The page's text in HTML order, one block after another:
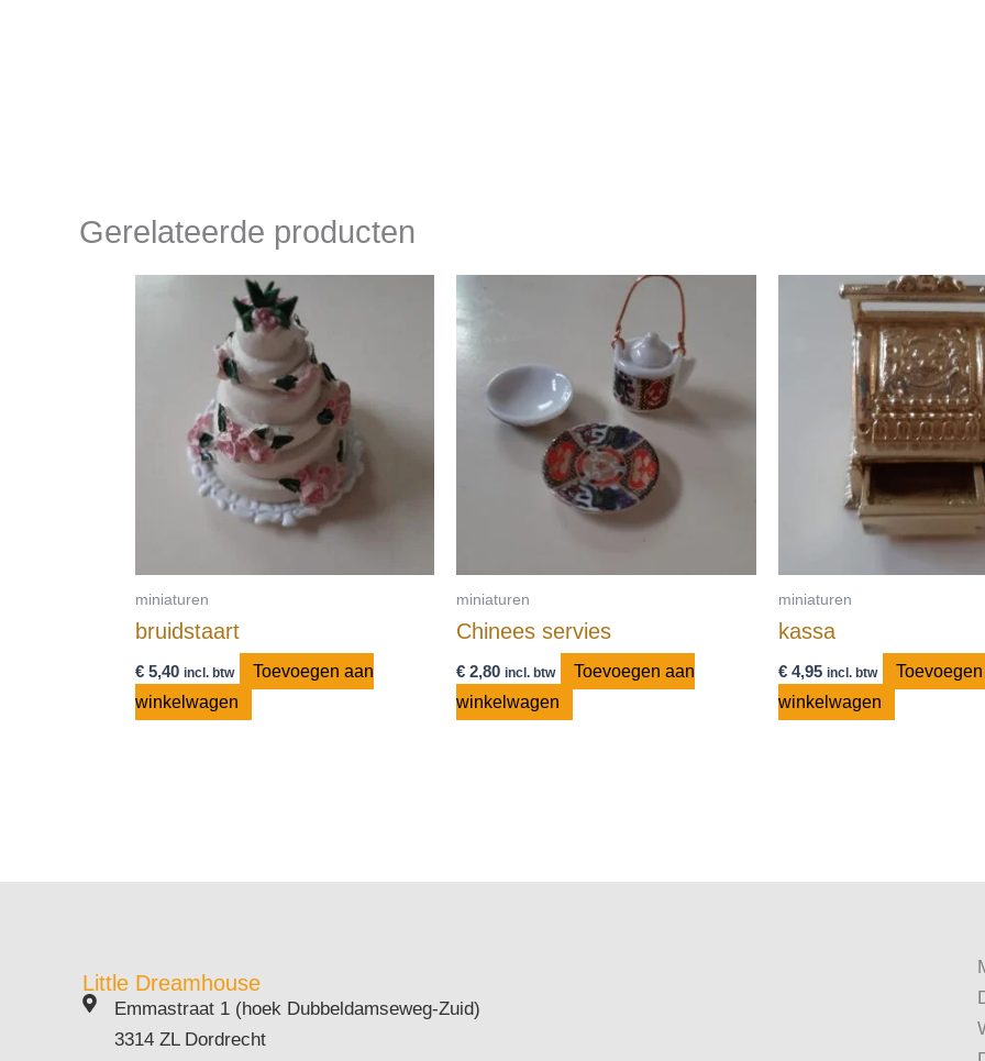
Gerelateerde producten
miniaturen
bruidstaart
€ 5,40 incl. btw
Toevoegen aan
winkelwagen
miniaturen
Chinees servies
€ 2,80 incl. btw
Toevoegen aan
winkelwagen
miniaturen
kassa
€4,95 incl. btw
winkelwagen
Little Dreamhouse
Emmastraat 1 (hoek Dubbeldamseweg-Zuid)
3314 ZL Dordrecht